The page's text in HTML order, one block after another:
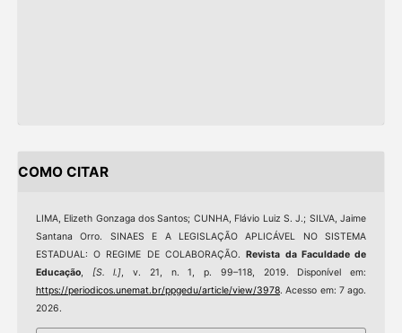
COMO CITAR
LIMA, Elizeth Gonzaga dos Santos; CUNHA, Flávio Luiz S. J.; SILVA, Jaime
Santana Orro. SINAES E A LEGISLAÇÃO APLICÁVEL NO SISTEMA
ESTADUAL: O REGIME DE COLABORAÇÃO.Revista da Faculdade de
Educação, [S. l.], v. 21, n. 1, p. 99–118, 2019. Disponível em:
https://periodicos.unemat.br/ppgedu/article/view/3978. Acesso em: 7 ago.
2026.